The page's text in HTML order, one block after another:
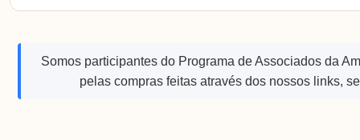
Somos participantes do Programa de Associados da
pelas compras feitas através dos nossos links,